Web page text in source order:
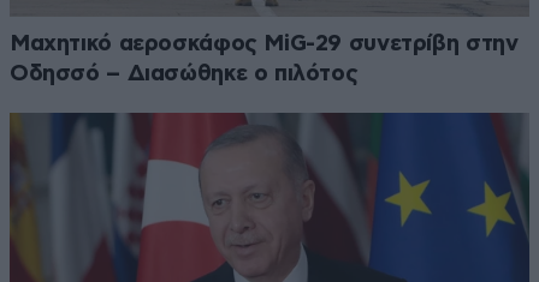
Μαχητικό αεροσκάφος MiG-29 συνετρίβη στην
Οδησσό – Διασώθηκε ο πιλότος